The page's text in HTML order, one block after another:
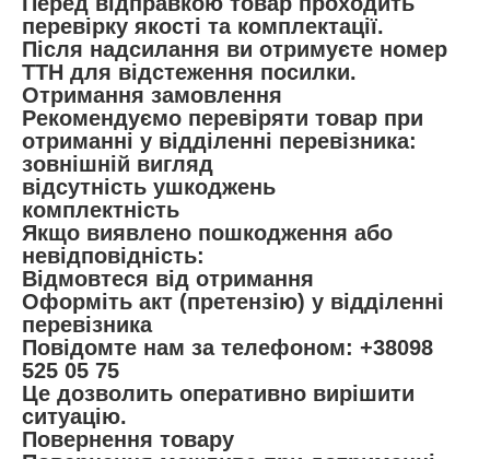
перевірку якості та комплектації.
Після надсилання ви отримуєте номер
ТТН для відстеження посилки.
Отримання замовлення
Рекомендуємо перевіряти товар при
отриманні у відділенні перевізника:
зовнішній вигляд
відсутність ушкоджень
комплектність
Якщо виявлено пошкодження або
невідповідність:
Відмовтеся від отримання
Оформіть акт (претензію) у відділенні
перевізника
Повідомте нам за телефоном: +38098
525 05 75
Це дозволить оперативно вирішити
ситуацію.
Повернення товару